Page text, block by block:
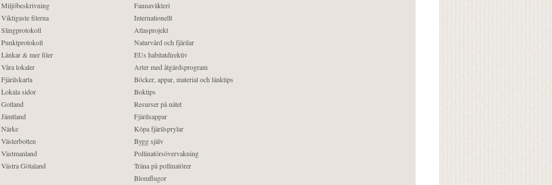
Miljöbeskrivning
Viktigaste filerna
Slingprotokoll
Punktprotokoll
Länkar & mer filer
Våra lokaler
Fjärilskarta
Lokala sidor
Gotland
Jämtland
Närke
Västerbotten
Västmanland
Västra Götaland
Faunaväkteri
Internationellt
Atlasprojekt
Naturvård och fjärilar
EUs habitatdirektiv
Arter med åtgärdsprogram
Böcker, appar, material och länktips
Boktips
Resurser på nätet
Fjärilsappar
Köpa fjärilsprylar
Bygg själv
Pollinatörsövervakning
Träna på pollinatörer
Blomflugor